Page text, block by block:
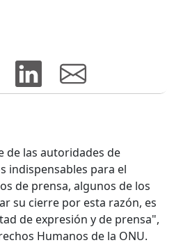
de las autoridades de
indispensables para el
de prensa, algunos de los
su cierre por esta razón, es
de expresión y de prensa",
Humanos de la ONU.